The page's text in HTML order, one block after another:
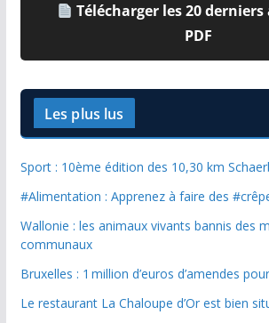
Télécharger les 20
PDF
Les plus lus
Sport : 10ème édition des 10,30 km
#Alimentation : Apprenez à faire des
Wallonie : les animaux vivants bannis des
communaux
Bruxelles : 1 million d’euros d’amendes
Le restaurant La Chaloupe d’Or est bien